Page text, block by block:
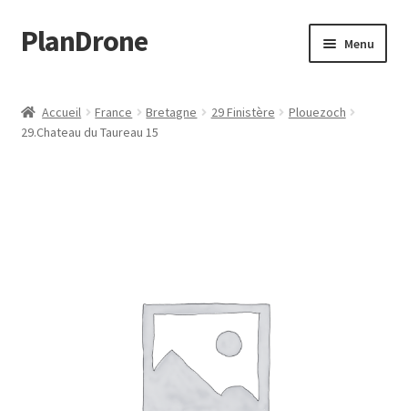
Aller
à
navigation
Aller
au
PlanDrone Menu
Boutique
Validation de la commande
Accueil France Bretagne 29 Finistère
Plouezoch
29.Chateau du Taureau 15